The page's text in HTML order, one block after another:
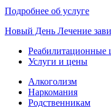
Подробнее об услуге
Новый День Лечение
Реабилитационные
Услуги и цены
Алкоголизм
Наркомания
Родственникам